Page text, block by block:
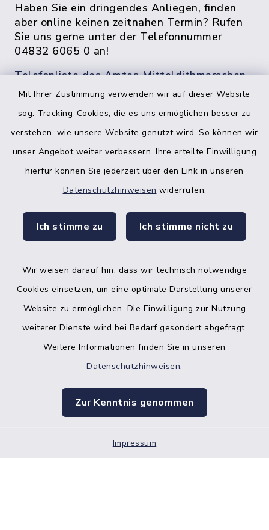
Mit Ihrer Zustimmung verwenden wir auf dieser Website
sog. Tracking-Cookies, die es uns ermöglichen besser zu
verstehen, wie unsere Website genutzt wird. So können wir
unser Angebot weiter verbessern. Ihre erteilte Einwilligung
hierfür können Sie jederzeit über den Link in unseren
Datenschutzhinweisen widerrufen.
Ich stimme zu Ich stimme nicht zu
Wir weisen darauf hin, dass wir technisch notwendige
Cookies einsetzen, um eine optimale Darstellung unserer
Website zu ermöglichen. Die Einwilligung zur Nutzung
weiterer Dienste wird bei Bedarf gesondert abgefragt.
Weitere Informationen finden Sie in unseren
Datenschutzhinweisen.
Zur Kenntnis genommen
Impressum
Haben Sie ein dringendes Anliegen, finden
aber online keinen zeitnahen Termin? Rufen
Sie uns gerne unter der Telefonnummer
04832 6065 0 an!
Telefonliste des Amtes Mitteldithmarschen
facebook
Bankverbindung der Amtskasse
Barrierefreiheit
Impressum
Sitemap